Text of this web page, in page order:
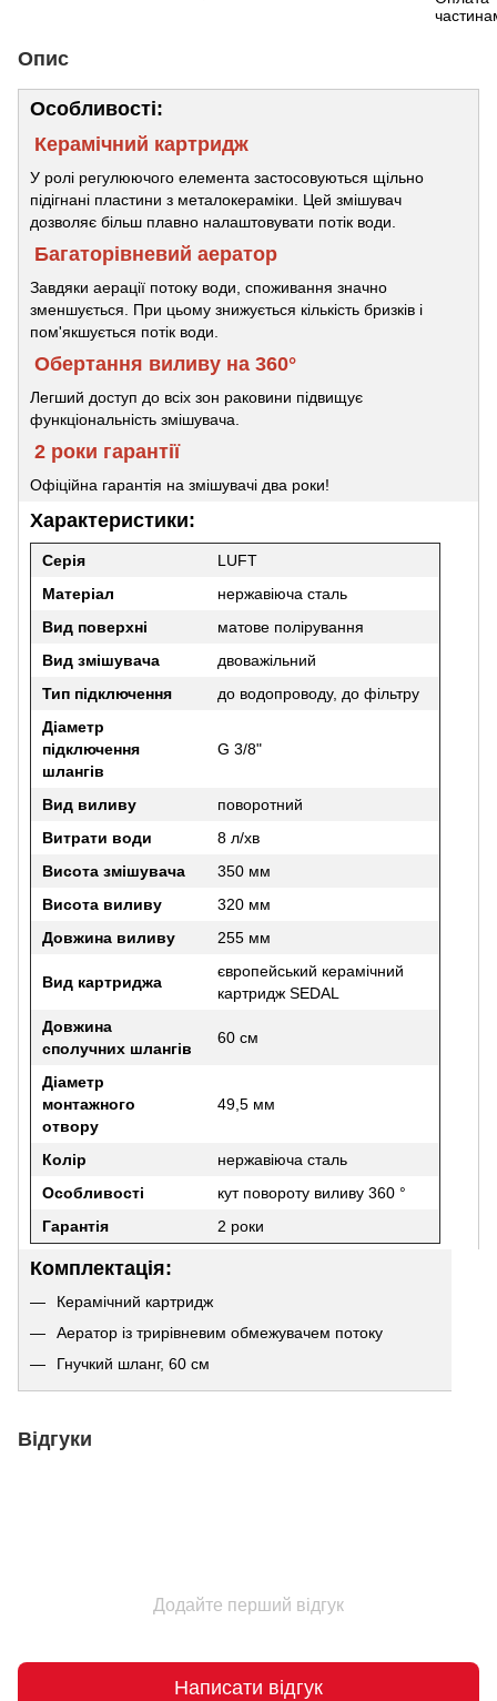
Опис
Особливості:
Керамічний картридж
У ролі регулюючого елемента застосовуються щільно
підігнані пластини з металокераміки. Цей змішувач
дозволяє більш плавно налаштовувати потік води.
Багаторівневий аератор
Завдяки аерації потоку води, споживання значно
зменшується. При цьому знижується кількість бризків і
пом'якшується потік води.
Обертання виливу на 360°
Легший доступ до всіх зон раковини підвищує
функціональність змішувача.
2 роки гарантії
Офіційна гарантія на змішувачі два роки!
Характеристики:
Серія
LUFT
Матеріал
нержавіюча сталь
Вид поверхні
матове полірування
Вид змішувача
двоважільний
Тип підключення
до водопроводу, до фільтру
Діаметр
підключення
шлангів
G 3/8"
Вид виливу
поворотний
Витрати води
8 л/хв
Висота змішувача
350 мм
Висота виливу
320 мм
Довжина виливу
255 мм
Вид картриджа
європейський керамічний
картридж SEDAL
Довжина
сполучних шлангів
60 см
Діаметр
монтажного
отвору
49,5 мм
Колір
нержавіюча сталь
Особливості
кут повороту виливу 360 °
Гарантія
2 роки
Комплектація:
Керамічний картридж
Аератор із трирівневим обмежувачем потоку
Гнучкий шланг, 60 см
Відгуки
Додайте перший відгук
Написати відгук